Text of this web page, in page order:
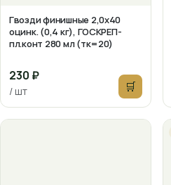
Гвозди финишные 2,0х40
оцинк. (0,4 кг), ГОСКРЕП-
пл.конт 280 мл (тк=20)
230 ₽
/ шт 🛒